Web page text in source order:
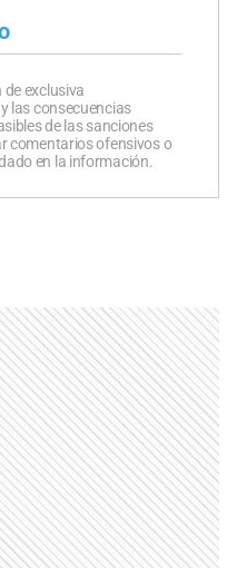
exclusiva
las consecuencias
de las sanciones
comentarios ofensivos o
en la información.